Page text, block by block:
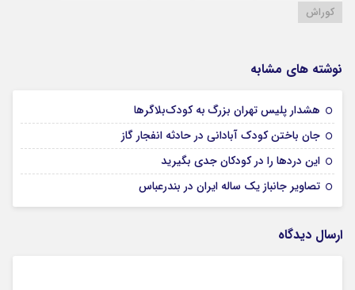
کوراش
نوشته های مشابه
هشدار پلیس تهران بزرگ به کودک‌بلاگرها
جان باختن کودک آبادانی در حادثه انفجار گاز
این درد‌ها را در کودکان جدی بگیرید
تصاویر جانباز یک ساله ایران در بندرعباس
ارسال دیدگاه